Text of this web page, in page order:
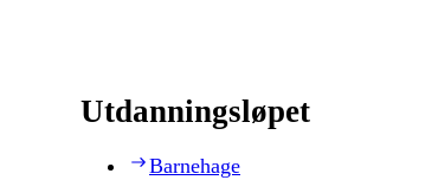
Utdanningsløpet
Barnehage